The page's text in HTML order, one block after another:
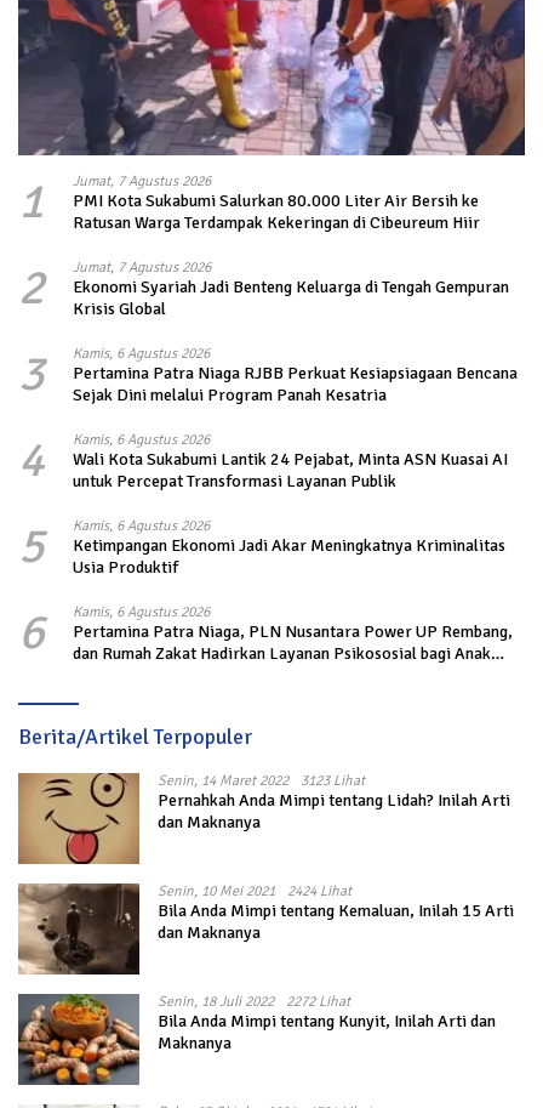
1 Jumat, 7 Agustus 2026
PMI Kota Sukabumi Salurkan 80.000 Liter Air Bersih ke
Ratusan Warga Terdampak Kekeringan di Cibeureum Hiir
2 Jumat, 7 Agustus 2026
Ekonomi Syariah Jadi Benteng Keluarga di Tengah Gempuran
Krisis Global
3 Kamis, 6 Agustus 2026
Pertamina Patra Niaga RJBB Perkuat Kesiapsiagaan Bencana
Sejak Dini melalui Program Panah Kesatria
4 Kamis, 6 Agustus 2026
Wali Kota Sukabumi Lantik 24 Pejabat, Minta ASN Kuasai AI
untuk Percepat Transformasi Layanan Publik
5 Kamis, 6 Agustus 2026
Ketimpangan Ekonomi Jadi Akar Meningkatnya Kriminalitas
Usia Produktif
6 Kamis, 6 Agustus 2026
Pertamina Patra Niaga, PLN Nusantara Power UP Rembang,
dan Rumah Zakat Hadirkan Layanan Psikososial bagi Anak
Berita/Artikel Terpopuler
Senin, 14 Maret 2022 3123 Lihat
Pernahkah Anda Mimpi tentang Lidah? Inilah Arti
dan Maknanya
Senin, 10 Mei 2021 2424 Lihat
Bila Anda Mimpi tentang Kemaluan, Inilah 15 Arti
dan Maknanya
Senin, 18 Juli 2022 2272 Lihat
Bila Anda Mimpi tentang Kunyit, Inilah Arti dan
Maknanya